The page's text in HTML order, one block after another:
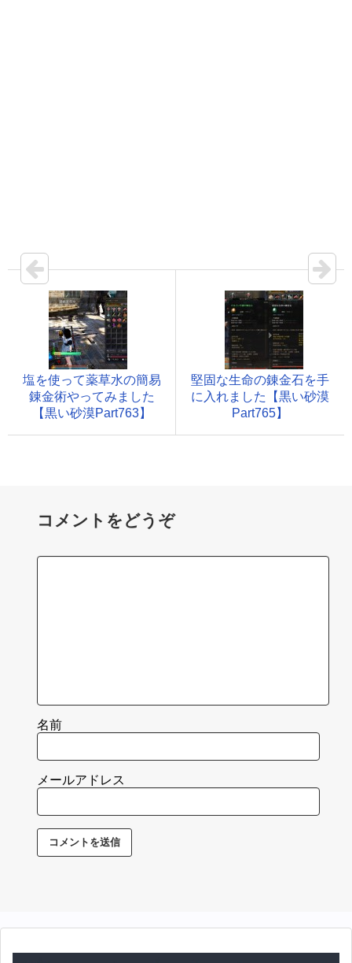
塩を使って薬草水の簡易
錬金術やってみました
【黒い砂漠Part763】
堅固な生命の錬金石を手
に入れました【黒い砂漠
Part765】
コメントをどうぞ
名前
メールアドレス